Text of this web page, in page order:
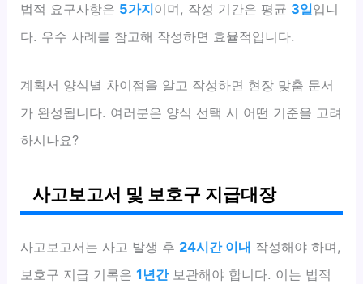
법적 요구사항은 5가지이며, 작성 기간은 평균 3일입니
다. 우수 사례를 참고해 작성하면 효율적입니다.
계획서 양식별 차이점을 알고 작성하면 현장 맞춤 문서
가 완성됩니다. 여러분은 양식 선택 시 어떤 기준을 고려
하시나요?
사고보고서 및 보호구 지급대장
사고보고서는 사고 발생 후 24시간 이내 작성해야 하며,
보호구 지급 기록은1년간보관해야 합니다. 이는 법적